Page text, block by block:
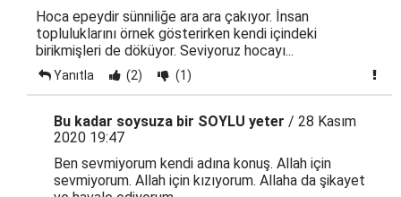
Hoca epeydir sünniliğe ara ara çakıyor. İnsan
topluluklarını örnek gösterirken kendi içindeki
birikmişleri de döküyor. Seviyoruz hocayı...
Yanıtla (2) (1)
Bu kadar soysuza bir SOYLU yeter / 28 Kasım
2020 19:47
Ben sevmiyorum kendi adına konuş. Allah için
sevmiyorum. Allah için kızıyorum. Allaha da şikayet